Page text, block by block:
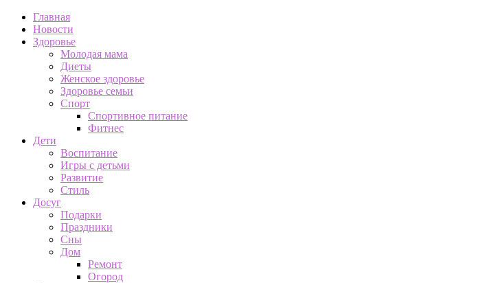
Главная
Новости
Здоровье
Молодая мама
Диеты
Женское здоровье
Здоровье семьи
Спорт
Спортивное питание
Фитнес
Дети
Воспитание
Игры с детьми
Развитие
Стиль
Досуг
Подарки
Праздники
Сны
Дом
Ремонт
Огород